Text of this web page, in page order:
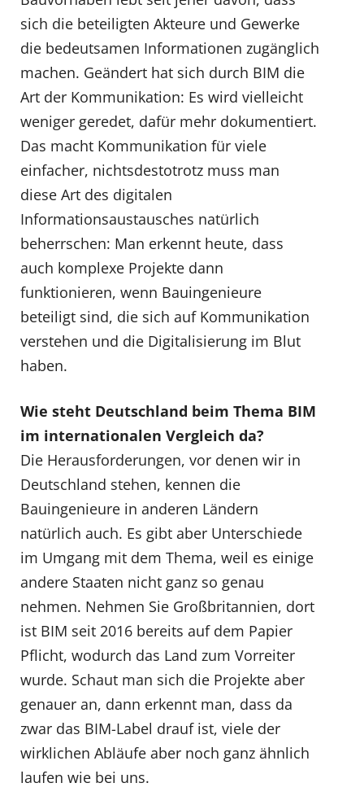
sich die beteiligten Akteure und Gewerke
die bedeutsamen Informationen zugänglich
machen. Geändert hat sich durch BIM die
Art der Kommunikation: Es wird vielleicht
weniger geredet, dafür mehr dokumentiert.
Das macht Kommunikation für viele
einfacher, nichtsdestotrotz muss man
diese Art des digitalen
Informationsaustausches natürlich
beherrschen: Man erkennt heute, dass
auch komplexe Projekte dann
funktionieren, wenn Bauingenieure
beteiligt sind, die sich auf Kommunikation
verstehen und die Digitalisierung im Blut
haben.
Wie steht Deutschland beim Thema BIM
im internationalen Vergleich da?
Die Herausforderungen, vor denen wir in
Deutschland stehen, kennen die
Bauingenieure in anderen Ländern
natürlich auch. Es gibt aber Unterschiede
im Umgang mit dem Thema, weil es einige
andere Staaten nicht ganz so genau
nehmen. Nehmen Sie Großbritannien, dort
ist BIM seit 2016 bereits auf dem Papier
Pflicht, wodurch das Land zum Vorreiter
wurde. Schaut man sich die Projekte aber
genauer an, dann erkennt man, dass da
zwar das BIM-Label drauf ist, viele der
wirklichen Abläufe aber noch ganz ähnlich
laufen wie bei uns.